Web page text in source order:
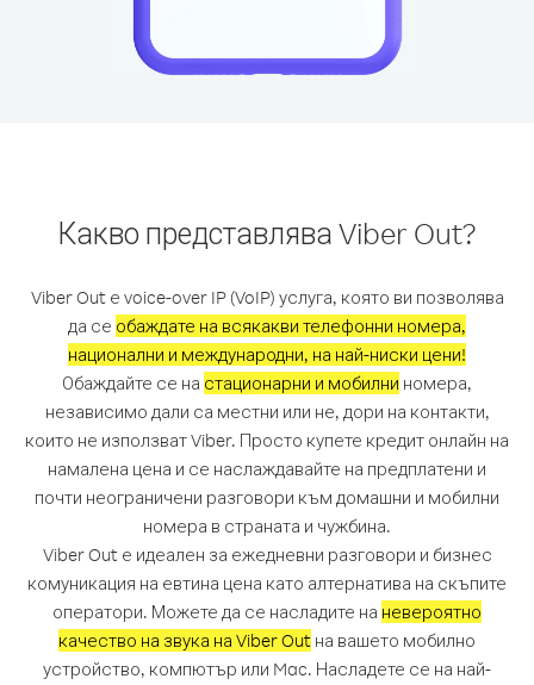
Какво представлява Viber Out?
Viber Out е voice-over IP (VoIP) услуга, която ви позволява
да се обаждате на всякакви телефонни номера,
национални и международни, на най-ниски цени!
Обаждайте се на стационарни и мобилни номера,
независимо дали са местни или не, дори на контакти,
които не използват Viber. Просто купете кредит онлайн на
намалена цена и се наслаждавайте на предплатени и
почти неограничени разговори към домашни и мобилни
номера в страната и чужбина.
Viber Out е идеален за ежедневни разговори и бизнес
комуникация на евтина цена като алтернатива на скъпите
оператори. Можете да се насладите на невероятно
качество на звука на Viber Out на вашето мобилно
устройство, компютър или Mac. Насладете се на най-